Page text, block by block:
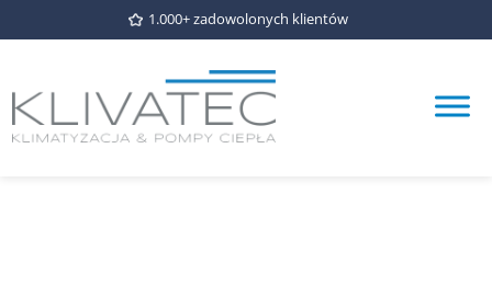
1.000+ zadowolonych klientów